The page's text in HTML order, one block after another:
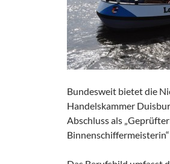
Bundesweit bietet die
Handelskammer
Abschluss als